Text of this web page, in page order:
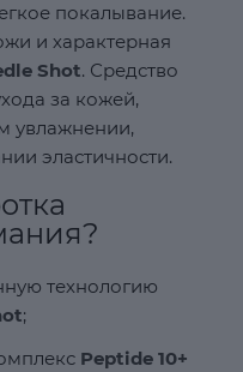
покалывание.
и характерная
Shot. Средство
за кожей,
увлажнении,
эластичности.
технологию
;
Peptide 10+